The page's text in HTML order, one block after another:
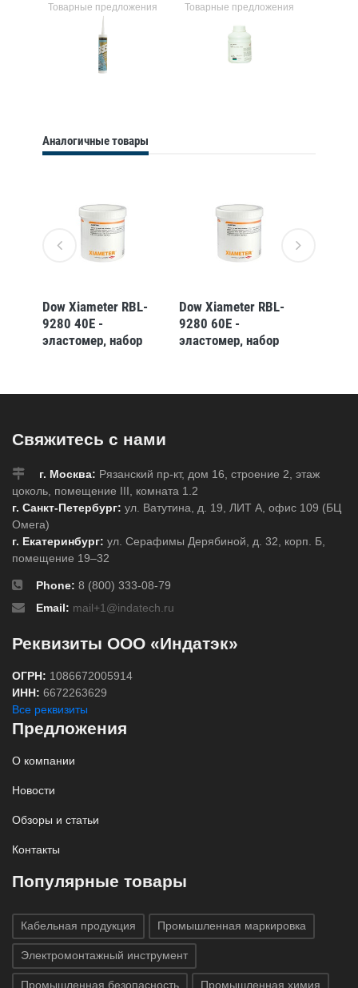
Товарные предложения Товарные предложения
Аналогичные товары
Dow Xiameter RBL-
9280 40E -
эластомер, набор
Dow Xiameter RBL-
9280 60E -
эластомер, набор
Свяжитесь с нами
г. Москва: Рязанский пр-кт, дом 16, строение 2, этаж
цоколь, помещение III, комната 1.2
г. Санкт-Петербург: ул. Ватутина, д. 19, ЛИТ А, офис 109 (БЦ
Омега)
г. Екатеринбург: ул. Серафимы Дерябиной, д. 32, корп. Б,
помещение 19–32
Phone: 8 (800) 333-08-79
Email: mail+1@indatech.ru
Реквизиты ООО «Индатэк»
ОГРН: 1086672005914
ИНН: 6672263629
Все реквизиты
Предложения
О компании
Новости
Обзоры и статьи
Контакты
Популярные товары
Кабельная продукция Промышленная маркировка
Электромонтажный инструмент
Промышленная безопасность Промышленная химия